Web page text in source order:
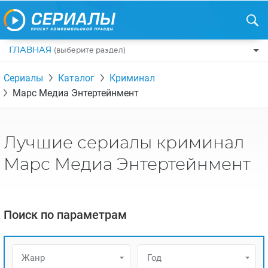
ГЛАВНАЯ (выберите раздел)
ПО ЖАНРАМ
КОМЕДИИ
УЖАСЫ
БОЕВИКИ
КРИМИНАЛ
ПО СТРАНАМ
РОССИЯ
АНГЛИЯ
КАНАДА
НА ВЫХОДНЫЕ
НОВОСТИ
НОВОСТИ ТУРЕЦКИХ СЕРИАЛОВ
ИНТЕРВЬЮ
Сериалы Каталог
Криминал
Марс Медиа Энтертейнмент
Лучшие сериалы криминал
Марс Медиа Энтертейнмент
Поиск по параметрам
Жанр Год